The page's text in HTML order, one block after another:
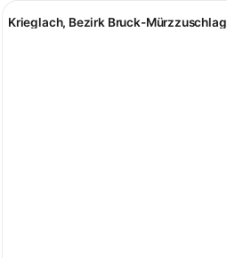
Krieglach, Bezirk Bruck-Mürzzuschlag